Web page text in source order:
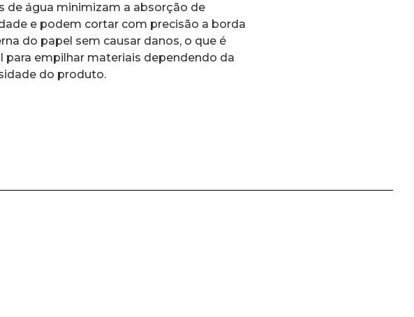
de água minimizam a absorção de
e podem cortar com precisão a borda
do papel sem causar danos, o que é
para empilhar materiais dependendo da
do produto.